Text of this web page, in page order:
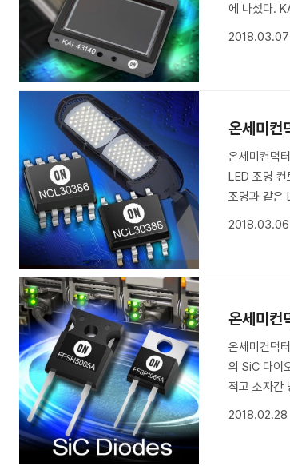
에 나섰다.
2018.03.07
온세미컨
온세미컨덕
LED 조명 컨
조명과 같은
2018.03.06
온세미컨
온세미컨덕
의 SiC 다이
적고 소자간
2018.02.28